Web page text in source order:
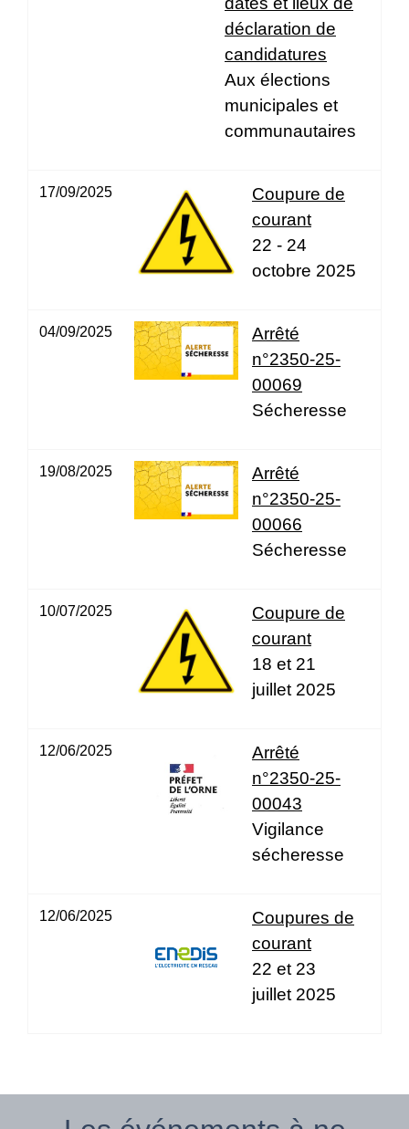
déclaration de
candidatures
Aux élections
municipales et
communautaires
17/09/2025
Coupure de
courant
22 - 24
octobre 2025
04/09/2025
Arrêté
n°2350-25-
00069
Sécheresse
19/08/2025
Arrêté
n°2350-25-
00066
Sécheresse
10/07/2025
Coupure de
courant
18 et 21
juillet 2025
12/06/2025
Arrêté
n°2350-25-
00043
Vigilance
sécheresse
12/06/2025
Coupures de
courant
22 et 23
juillet 2025